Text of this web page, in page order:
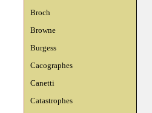
Broch
Browne
Burgess
Cacographes
Canetti
Catastrophes